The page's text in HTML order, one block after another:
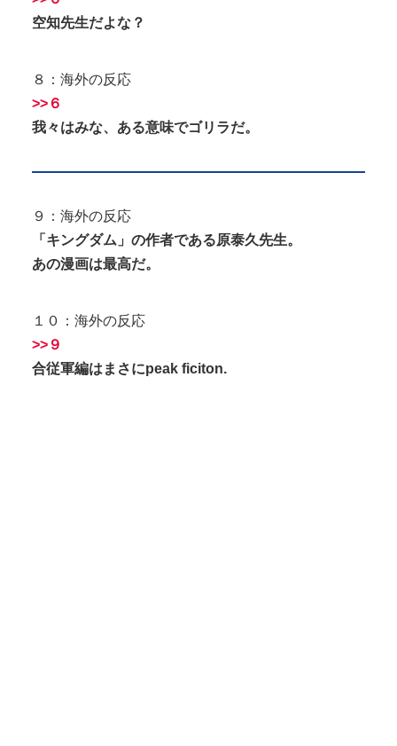
空知先生だよな？
８：海外の反応
>>６
我々はみな、ある意味でゴリラだ。
９：海外の反応
「キングダム」の作者である原泰久先生。
あの漫画は最高だ。
１０：海外の反応
>>９
合従軍編はまさにpeak ficiton.